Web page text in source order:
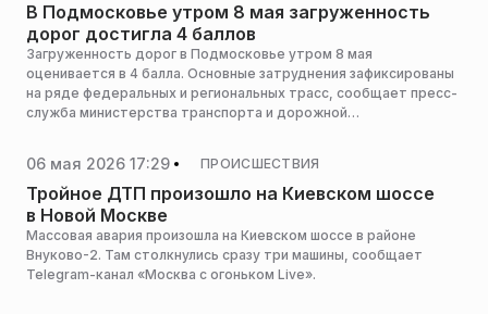
В Подмосковье утром 8 мая загруженность
дорог достигла 4 баллов
Загруженность дорог в Подмосковье утром 8 мая
оценивается в 4 балла. Основные затруднения зафиксированы
на ряде федеральных и региональных трасс, сообщает пресс-
служба министерства транспорта и дорожной
06 мая 2026 17:29 ПРОИСШЕСТВИЯ
Тройное ДТП произошло на Киевском шоссе
в Новой Москве
Массовая авария произошла на Киевском шоссе в районе
Внуково-2. Там столкнулись сразу три машины, сообщает
Telegram-канал «Москва с огоньком Live».